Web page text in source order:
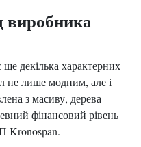
виробника
декілька характерних
не лише модним, але і
з масиву, дерева
фінансовий рівень
Kronospan.